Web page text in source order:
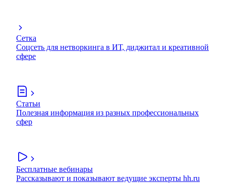
Сетка
Соцсеть для нетворкинга в ИТ, диджитал и креативной
сфере
Статьи
Полезная информация из разных профессиональных
сфер
Бесплатные вебинары
Рассказывают и показывают ведущие эксперты hh.ru